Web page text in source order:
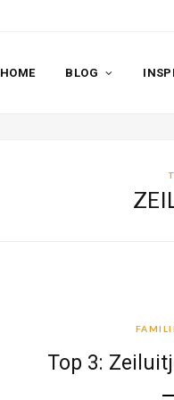
HOME BLOG
Top 3: